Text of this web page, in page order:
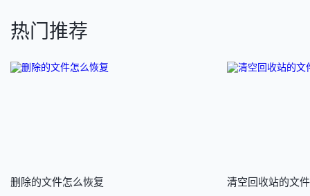
热门推荐
删除的文件怎么恢复 清空回收站的文